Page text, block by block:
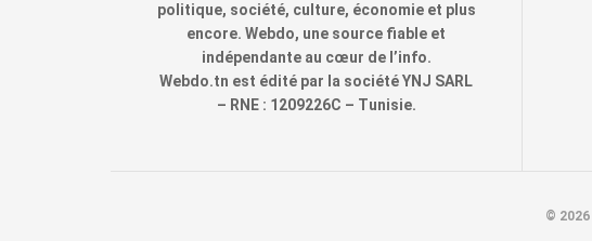
politique, société, culture, économie et plus
encore. Webdo, une source fiable et
indépendante au cœur de l’info.
Webdo.tn est édité par la société YNJ SARL
– RNE : 1209226C – Tunisie.
© 2026